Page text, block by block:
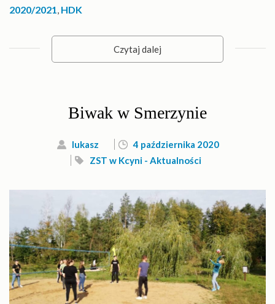
2020/2021, HDK
Czytaj dalej
Biwak w Smerzynie
lukasz
4 października 2020
ZST w Kcyni - Aktualności